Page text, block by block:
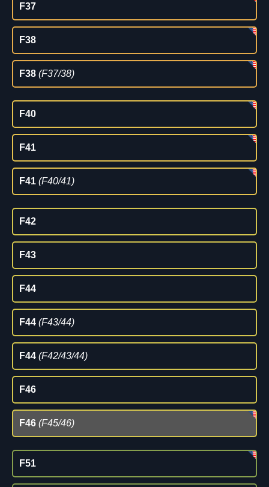
F37
F38
F38 (F37/38)
F40
F41
F41 (F40/41)
F42
F43
F44
F44 (F43/44)
F44 (F42/43/44)
F46
F46 (F45/46)
F51